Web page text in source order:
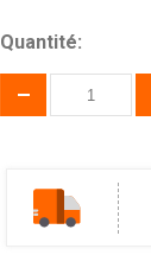
Quantité: